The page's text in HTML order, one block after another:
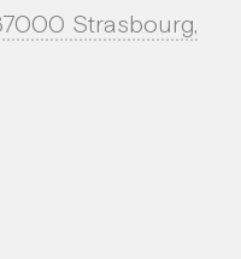
Strasbourg,